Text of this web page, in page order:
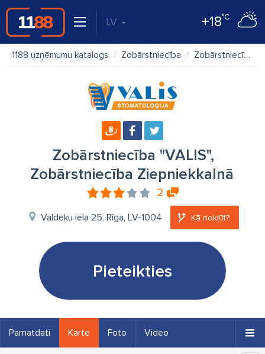
LV +18°C
1188 uzņēmumu katalogs Zobārstniecība Zobārstniecība "VALIS", Zobārstniecība Ziepniekkalnā
Zobārstniecība "VALIS",
Zobārstniecība Ziepniekkalnā
2
Valdeķu iela 25, Rīga, LV-1004 Kā nokļūt?
Pieteikties
Pamatdati Karte Foto Video